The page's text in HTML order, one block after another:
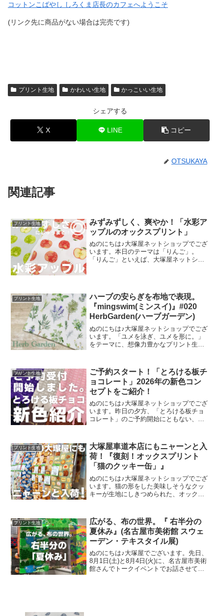
コットンこばやし しろくま店長のカフェへようこそ
(リンク先に商品がない場合は完売です)
プリント生地 かわいい生地 かっこいい生地
シェアする
X LINE コピー
OTSUKAYA
関連記事
プリント生地
みずみずしく、爽やか！「水彩ア
ップルのオックスプリント」
ぬのにちは♪大塚屋ネットショップでござ
います。本日のテーマは「りんご」。
「りんご」といえば、大塚屋ネットショ
のオックスプリント」です
プリント生地
ハーブの安らぎを布地で表現。
『mingswim(ミンスイ)』#020
HerbGarden(ハーブガーデン)
ぬのにちは♪大塚屋ネットショップでござ
います。「ユメを泳ぎ、ユメを形に。」
をテーマに、想像力豊かなプリント生地
集ページよりご覧いただけます。＼
mingswi
プリント生地
ご予約スタート！「とろける板チ
ョコレート」2026年の新色コン
セプトをご紹介！
ぬのにちは♪大塚屋ネットショップでござ
います。昨日の夕方、「とろける板チョ
コレート」のご予約開始にともない、イ
ます。およそ30分程度です。この投稿を
Instagramで見
プリント生地
大塚屋車道本店にもニャーンと入
荷！『復刻！オックスプリント
「猫のクッキー缶」』
ぬのにちは♪大塚屋ネットショップでござ
います。猫の形をした美味しそうなクッ
キーが生地にしきつめられた、オックス
した。ご予約をくださっていましたお客
様への発送が完了し、現
プリント生地
広がる、布の世界。『 右半分の
夏休み』(名古屋市美術館 スウェ
ーデン・テキスタイル展)
ぬのにちは♪大塚屋でございます。先日、
8月1日(土)と8月4日(火)に、名古屋市美術
館さんでトークイベントでお話させてい